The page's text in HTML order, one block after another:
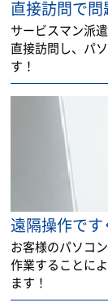
直接訪問で問
サービスマン派
直接訪問し、パ
す！
遠隔操作です
お客様のパソコ
作業することに
ます！